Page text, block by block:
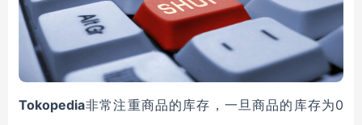
Tokopedia非常注重商品的库存，一旦商品的库存为0